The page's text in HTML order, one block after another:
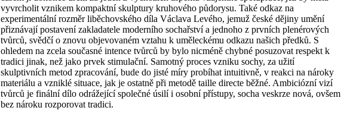
vyvrcholit vznikem kompaktní skulptury kruhového půdorysu. Také odkaz na
experimentální rozměr liběchovského díla Václava Levého, jemuž české dějiny umění
přiznávají postavení zakladatele moderního sochařství a jednoho z prvních plenérových
tvůrců, svědčí o znovu objevovaném vztahu k uměleckému odkazu našich předků. S
ohledem na zcela současné intence tvůrců by bylo nicméně chybné posuzovat respekt k
tradici jinak, než jako prvek stimulační. Samotný proces vzniku sochy, za užití
skulptivních metod zpracování, bude do jisté míry probíhat intuitivně, v reakci na nároky
materiálu a vzniklé situace, jak je ostatně při metodě taille directe běžné. Ambiciózní vizí
tvůrců je finální dílo odrážející společné úsilí i osobní přístupy, socha veskrze nová, ovšem
bez nároku rozporovat tradici.